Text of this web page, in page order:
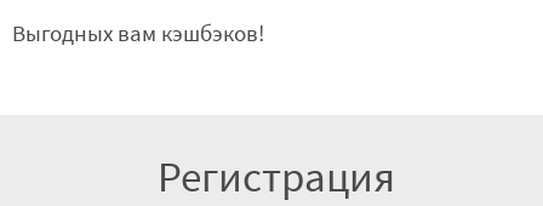
Выгодных вам кэшбэков!
Регистрация